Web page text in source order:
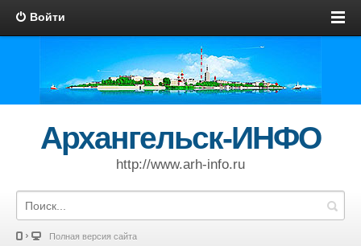
Войти
Архангельск-ИНФО
http://www.arh-info.ru
Полная версия сайта